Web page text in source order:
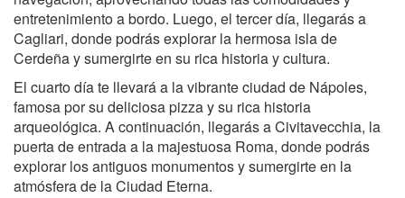
entretenimiento a bordo. Luego, el tercer día, llegarás a
Cagliari, donde podrás explorar la hermosa isla de
Cerdeña y sumergirte en su rica historia y cultura.
El cuarto día te llevará a la vibrante ciudad de Nápoles,
famosa por su deliciosa pizza y su rica historia
arqueológica. A continuación, llegarás a Civitavecchia, la
puerta de entrada a la majestuosa Roma, donde podrás
explorar los antiguos monumentos y sumergirte en la
atmósfera de la Ciudad Eterna.